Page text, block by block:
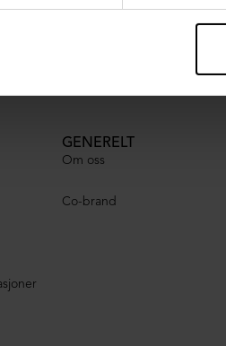
GENERELT
Om oss
Co-brand